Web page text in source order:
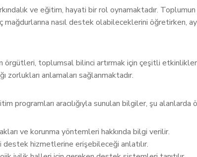
ve eğitim, hayati bir rol oynamaktadır.
mağdurlarına nasıl destek olabileceklerini
toplumsal bilinci artırmak için çeşitli
zorlukları anlamaları sağlanmaktadır.
programları aracılığıyla sunulan bilgiler, şu
ve korunma yöntemleri hakkında bilgi verilir.
destek hizmetlerine erişebileceği anlatılır.